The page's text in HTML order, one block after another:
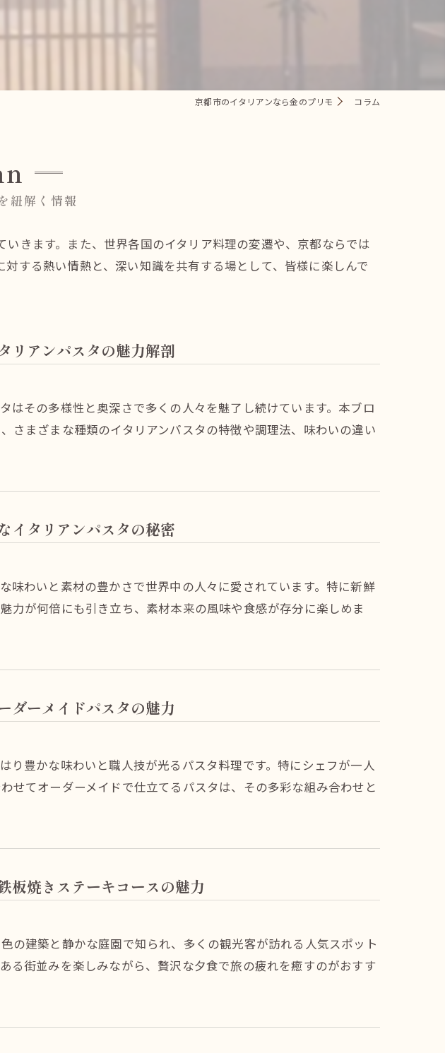
京都市のイタリアンなら金のプリモ コラム
紐解く情報
きます。また、世界各国のイタリア料理の変遷や、京都ならでは
する熱い情熱と、深い知識を共有する場として、皆様に楽しんで
リアンパスタの魅力解剖
はその多様性と奥深さで多くの人々を魅了し続けています。本ブロ
さまざまな種類のイタリアンパスタの特徴や調理法、味わいの違い
イタリアンパスタの秘密
味わいと素材の豊かさで世界中の人々に愛されています。特に新鮮
力が何倍にも引き立ち、素材本来の風味や食感が存分に楽しめま
ダーメイドパスタの魅力
り豊かな味わいと職人技が光るパスタ料理です。特にシェフが一人
せてオーダーメイドで仕立てるパスタは、その多彩な組み合わせと
板焼きステーキコースの魅力
の建築と静かな庭園で知られ、多くの観光客が訪れる人気スポット
る街並みを楽しみながら、贅沢な夕食で旅の疲れを癒すのがおすす